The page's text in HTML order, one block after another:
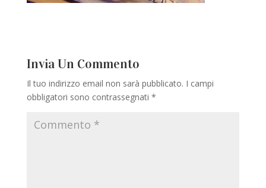
Invia Un Commento
Il tuo indirizzo email non sarà pubblicato. I campi
obbligatori sono contrassegnati *